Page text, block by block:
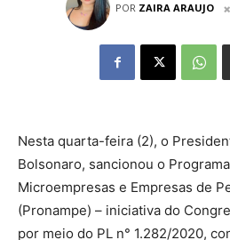
POR ZAIRA ARAUJO
Nesta quarta-feira (2), o
Bolsonaro, sancionou o
Microempresas e Empresas de
(Pronampe) – iniciativa do
por meio do PL n° 1.282/2020,